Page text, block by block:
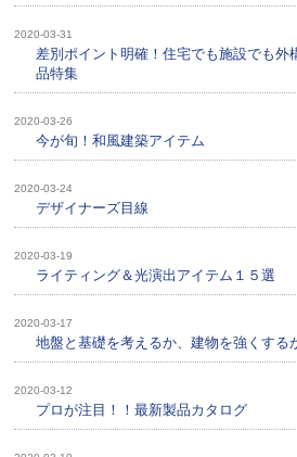
2020-03-31
差別ポイント明確！住宅でも施設でも外
品特集
2020-03-26
今が旬！和風建築アイテム
2020-03-24
デザイナーズ目線
2020-03-19
ライティング＆光演出アイテム１５選
2020-03-17
地盤と基礎を考えるか、建物を強くする
2020-03-12
プロが注目！！最新製品カタログ